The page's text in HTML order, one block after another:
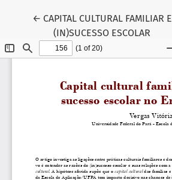
← Voltar aos Detalhes do Artigo
CAPITAL CULTURAL FAMILIAR E
(IN)SUCESSO ESCOLAR